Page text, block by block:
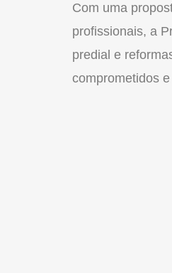
Com uma
profissionais, a
predial e
comprometidos